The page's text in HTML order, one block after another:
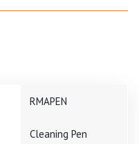
RMAPEN
Cleaning Pen